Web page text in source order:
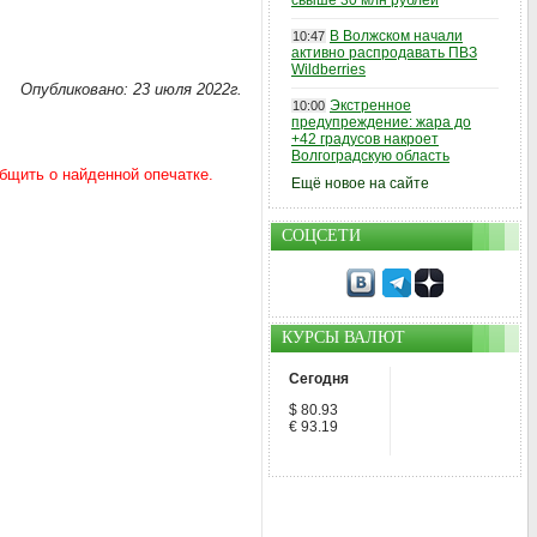
Опубликовано: 23 июля 2022г.
10:47 В Волжском начали
активно распродавать ПВЗ
Wildberries
10:00 Экстренное
предупреждение: жара до
+42 градусов накроет
Волгоградскую область
Ещё новое на сайте
СОЦСЕТИ
КУРСЫ ВАЛЮТ
Сегодня
$ 80.93
€ 93.19